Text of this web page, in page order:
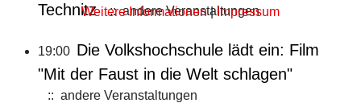
Technitz :: andere Veranstaltungen
19:00 Die Volkshochschule lädt ein: Film
"Mit der Faust in die Welt schlagen"
:: andere Veranstaltungen
Weitere Informationen| Impressum